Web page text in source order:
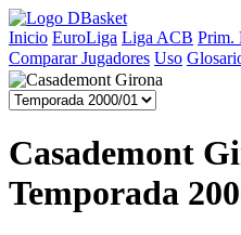
Inicio EuroLiga Liga ACB Prim.
Comparar Jugadores Uso
Casademont
Temporada